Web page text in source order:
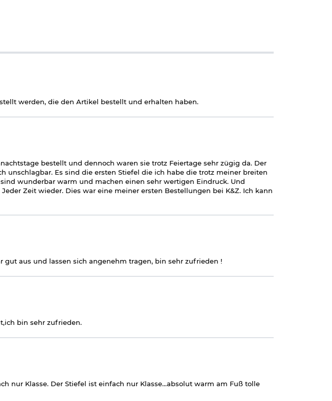
werden, die den Artikel bestellt und erhalten haben.
bestellt und dennoch waren sie trotz Feiertage sehr zügig da. Der
unschlagbar. Es sind die ersten Stiefel die ich habe die trotz meiner breiten
wunderbar warm und machen einen sehr wertigen Eindruck. Und
Jeder Zeit wieder. Dies war eine meiner ersten Bestellungen bei K&Z. Ich kann
gut aus und lassen sich angenehm tragen, bin sehr zufrieden !
bin sehr zufrieden.
nur Klasse. Der Stiefel ist einfach nur Klasse...absolut warm am Fuß tolle